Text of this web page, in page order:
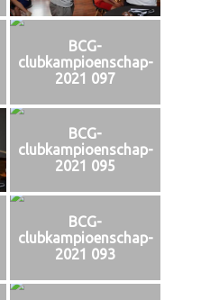
BCG-
clubkampioenschap-
2021 097
BCG-
clubkampioenschap-
2021 095
BCG-
clubkampioenschap-
2021 093